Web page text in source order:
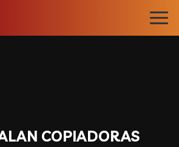
COPIADORAS